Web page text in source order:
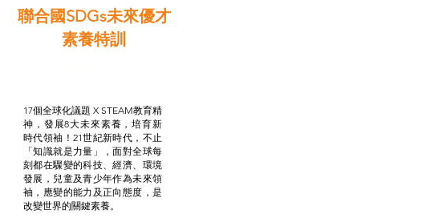
聯合國SDGs未來優才
素養特訓
17個全球化議題 X STEAM教育精
神，發展8大未來素養，培育新
時代領袖！21世紀新時代，不止
「知識就是力量」，面對全球每
刻都在驟變的科技、經濟、環境
發展，兒童及青少年作為未來領
袖，應變的能力及正向態度，是
改變世界的關鍵素養。